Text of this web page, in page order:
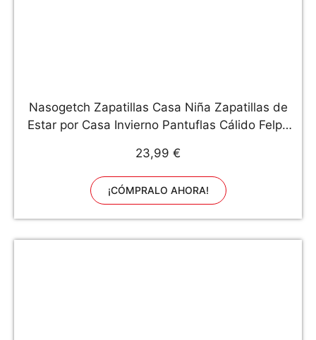
Nasogetch Zapatillas Casa Niña Zapatillas de
Estar por Casa Invierno Pantuflas Cálido Felpa
23,99 €
¡CÓMPRALO AHORA!